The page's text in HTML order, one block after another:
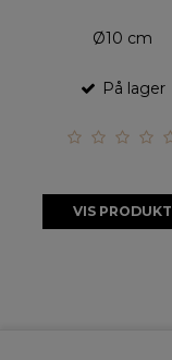
Ø10 cm
På lager
VIS PRODUKT